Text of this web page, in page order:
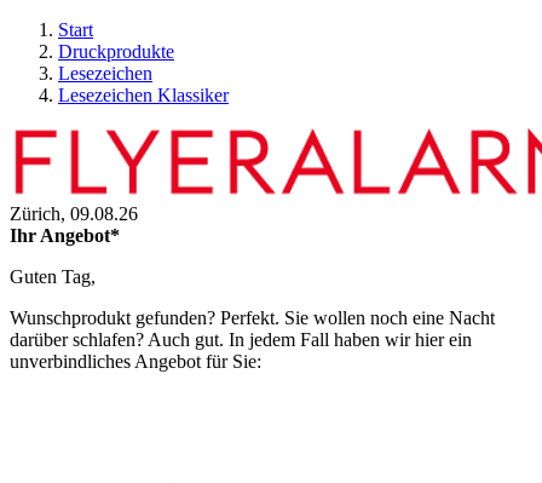
Start
Druckprodukte
Lesezeichen
Lesezeichen Klassiker
Zürich, 09.08.26
Ihr Angebot*
Guten Tag,
Wunschprodukt gefunden? Perfekt. Sie wollen noch eine Nacht
darüber schlafen? Auch gut. In jedem Fall haben wir hier ein
unverbindliches Angebot für Sie: